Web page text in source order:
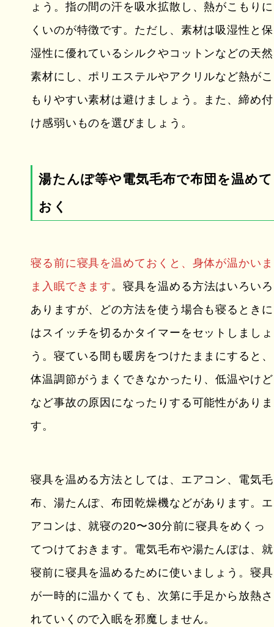
ょう。指の間の汗を吸水拡散し、熱がこもりに
くいのが特徴です。ただし、素材は吸湿性と保
湿性に優れているシルクやコットンなどの天然
素材にし、ポリエステルやアクリルなど熱がこ
もりやすい素材は避けましょう。また、締め付
け感弱いものを選びましょう。
湯たんぽ等や電気毛布で布団を温めて
おく
寝る前に寝具を温めておくと、身体が温かいま
ま入眠できます。寝具を温める方法はいろいろ
ありますが、どの方法を使う場合も寝るときに
はスイッチを切るかタイマーをセットしましょ
う。寝ている間も暖房をつけたままにすると、
体温調節がうまくできなかったり、低温やけど
など事故の原因になったりする可能性がありま
す。
寝具を温める方法としては、エアコン、電気毛
布、湯たんぽ、布団乾燥機などがあります。エ
アコンは、就寝の20〜30分前に寝具をめくっ
てつけておきます。電気毛布や湯たんぽは、就
寝前に寝具を温めるために使いましょう。寝具
が一時的に温かくても、次第に手足から放熱さ
れていくので入眠を邪魔しません。